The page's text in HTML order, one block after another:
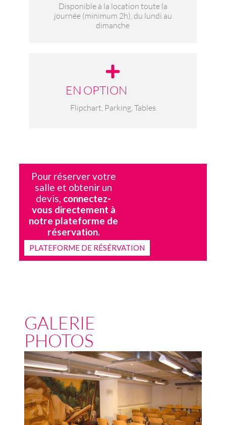
Disponible à la location toute la
journée (minimum 2h), du lundi au
dimanche
EN OPTION
Flipchart, Parking, Tables
Pour réserver votre
salle et obtenir un
devis, connectez-
vous directement à
notre plateforme de
réservation.
PLATEFORME DE RÉSÉRVATION
GALERIE
PHOTOS